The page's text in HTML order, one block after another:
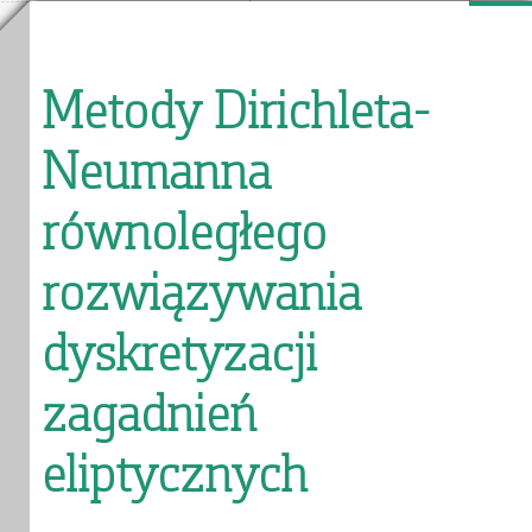
Metody Dirichleta-
Neumanna
równoległego
rozwiązywania
dyskretyzacji
zagadnień
eliptycznych